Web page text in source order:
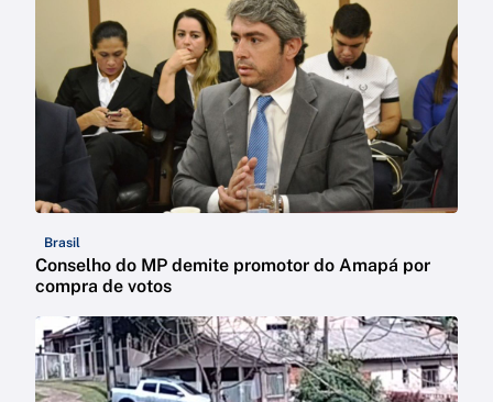
Brasil
Conselho do MP demite promotor do Amapá por
compra de votos